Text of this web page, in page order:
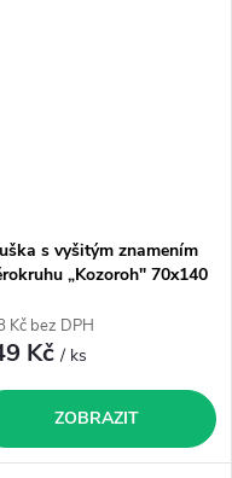
s vyšitým znamením
„Kozoroh" 70x140
Kč bez DPH
Kč/ ks
ZOBRAZIT